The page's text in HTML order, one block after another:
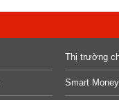
Thị trường
Smart Money